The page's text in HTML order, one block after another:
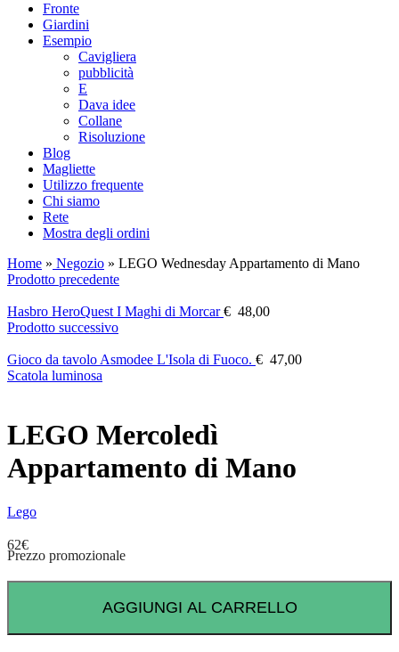
Fronte
Giardini
Esempio
Cavigliera
pubblicità
E
Dava idee
Collane
Risoluzione
Blog
Magliette
Utilizzo frequente
Chi siamo
Rete
Mostra degli ordini
Home » Negozio » LEGO Wednesday Appartamento di Mano
Prodotto precedente
Hasbro HeroQuest I Maghi di Morcar€ 48,00
Prodotto successivo
Gioco da tavolo Asmodee L'Isola di Fuoco. € 47,00
Scatola luminosa
LEGO Mercoledì
Appartamento di Mano
Lego
62€
Prezzo promozionale
AGGIUNGI AL CARRELLO